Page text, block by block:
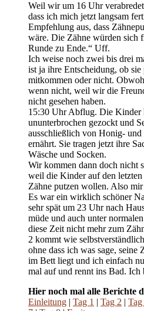
Weil wir um 16 Uhr
dass ich mich jetzt langsam
Empfehlung aus, dass
wäre. Die Zähne würden sich
Runde zu Ende.“ Uff.
Ich weise noch zwei bis drei
ist ja ihre Entscheidung, ob
mitkommen oder nicht.
wenn nicht, weil wir die
nicht gesehen haben.
15:30 Uhr Abflug. Die Kinder
ununterbrochen gezockt und
ausschließlich von Honig-
ernährt. Sie tragen jetzt ihre
Wäsche und Socken.
Wir kommen dann doch nicht
weil die Kinder auf den
Zähne putzen wollen. Also
Es war ein wirklich schöner
sehr spät um 23 Uhr nach
müde und auch unter
diese Zeit nicht mehr zum
2 kommt wie
ohne dass ich was sage, seine
im Bett liegt und ich einfach
mal auf und rennt ins Bad. Ich
Hier noch mal alle Berichte
Einleitung | Tag 1 | Tag 2 | Tag